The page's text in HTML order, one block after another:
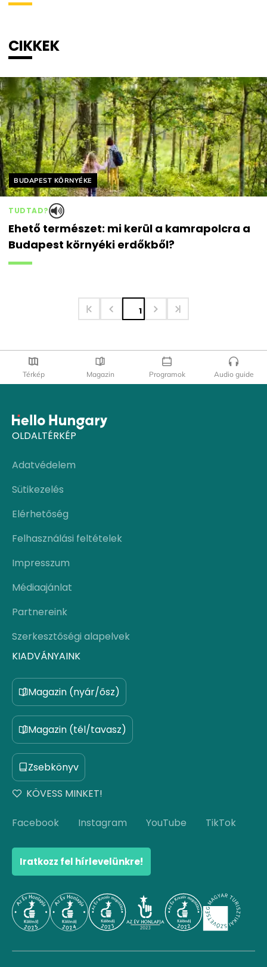
CIKKEK
Helyszín címkék:
BUDAPEST KÖRNYÉKE
TUDTAD?
Ehető természet: mi kerül a kamrapolcra a
Budapest környéki erdőkből?
1
Térkép Magazin Programok Audio guide
OLDALTÉRKÉP
Adatvédelem
Sütikezelés
Elérhetőség
Felhasználási feltételek
Impresszum
Médiaajánlat
Partnereink
Szerkesztőségi alapelvek
KIADVÁNYAINK
Magazin (nyár/ősz)
Magazin (tél/tavasz)
Zsebkönyv
KÖVESS MINKET!
Facebook Instagram YouTube TikTok
Iratkozz fel hírlevelünkre!